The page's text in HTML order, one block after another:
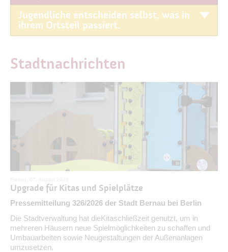
Jugendliche entscheiden selbst, was in
ihrem Ortsteil passiert.
Stadtnachrichten
Upgrade für Kitas und Spielplätze
Pressemitteilung 326/2026 der Stadt Bernau bei Berlin
Die Stadtverwaltung hat dieKitaschließzeit genutzt, um in
mehreren Häusern neue Spielmöglichkeiten zu schaffen und
Umbauarbeiten sowie Neugestaltungen der Außenanlagen
umzusetzen.